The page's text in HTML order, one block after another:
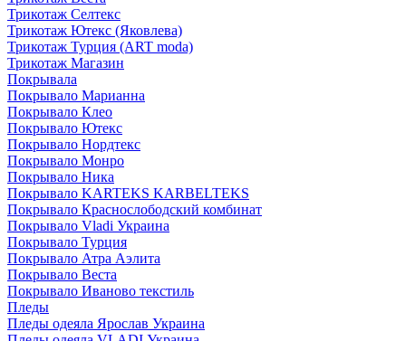
Трикотаж Селтекс
Трикотаж Ютекс (Яковлева)
Трикотаж Турция (ART moda)
Трикотаж Магазин
Покрывала
Покрывало Марианна
Покрывало Клео
Покрывало Ютекс
Покрывало Нордтекс
Покрывало Монро
Покрывало Ника
Покрывало KARTEKS KARBELTEKS
Покрывало Краснослободский комбинат
Покрывало Vladi Украина
Покрывало Турция
Покрывало Атра Аэлита
Покрывало Веста
Покрывало Иваново текстиль
Пледы
Пледы одеяла Ярослав Украина